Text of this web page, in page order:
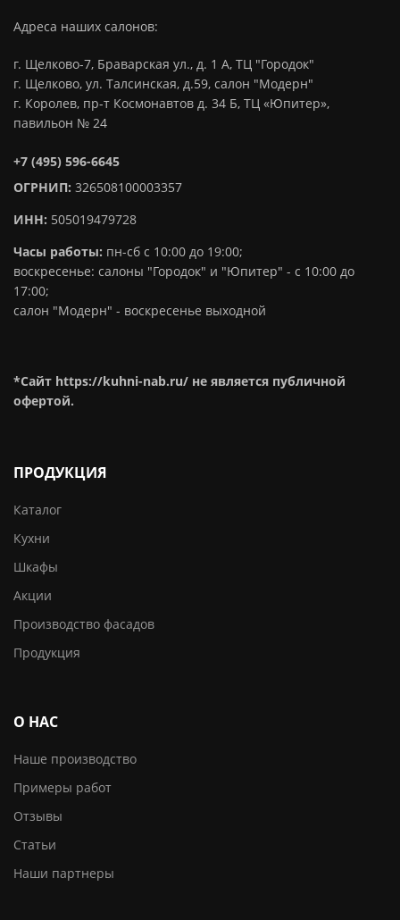
Адреса наших салонов:
г. Щелково-7, Браварская ул., д. 1 А, ТЦ "Городок"
г. Щелково, ул. Талсинская, д.59, салон "Модерн"
г. Королев, пр-т Космонавтов д. 34 Б, ТЦ «Юпитер»,
павильон № 24
+7 (495) 596-6645
ОГРНИП: 326508100003357
ИНН: 505019479728
Часы работы: пн-сб с 10:00 до 19:00;
воскресенье: салоны "Городок" и "Юпитер" - с 10:00 до
17:00;
салон "Модерн" - воскресенье выходной
*Сайт https://kuhni-nab.ru/ не является публичной
офертой.
ПРОДУКЦИЯ
Каталог
Кухни
Шкафы
Акции
Производство фасадов
Продукция
О НАС
Наше производство
Примеры работ
Отзывы
Статьи
Наши партнеры